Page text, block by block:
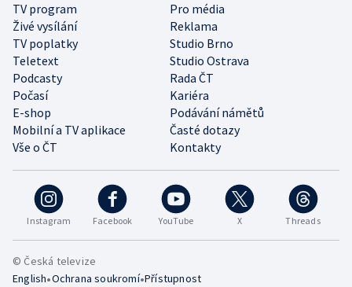
Instagram Facebook YouTube X Threads
TV program
Pro média
Živé vysílání
Reklama
TV poplatky
Studio Brno
Teletext
Studio Ostrava
Podcasty
Rada ČT
Počasí
Kariéra
E-shop
Podávání námětů
Mobilní a TV aplikace
Časté dotazy
Vše o ČT
Kontakty
© Česká televize
English•Ochrana soukromí•Přístupnost